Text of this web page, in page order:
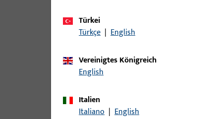
Türkei
Türkçe | English
Vereinigtes Königreich
English
Italien
Italiano | English